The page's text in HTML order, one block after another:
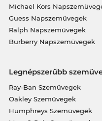
Michael Kors
Guess Napszemüvegek
Ralph Napszemüvegek
Burberry Napszemüvegek
Legnépszerűbb
Ray-Ban Szemüvegek
Oakley Szemüvegek
Humphreys Szemüvegek